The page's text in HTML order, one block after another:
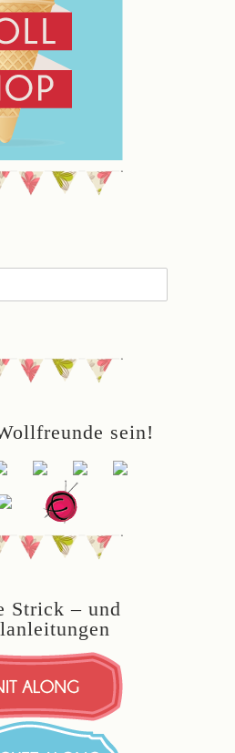
sein!
Strick – und